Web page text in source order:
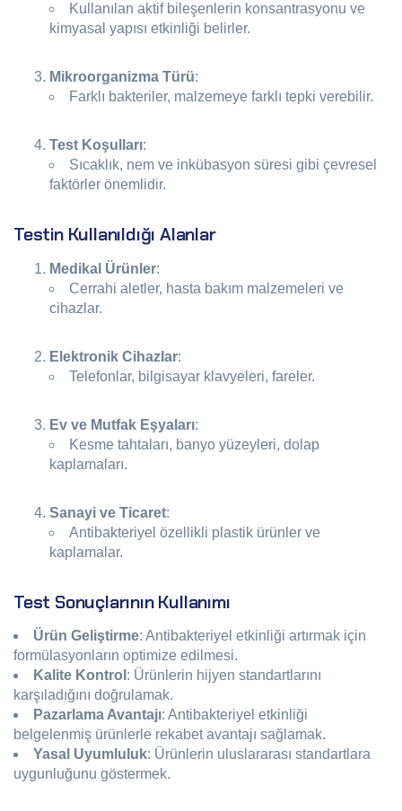
Kullanılan aktif bileşenlerin konsantrasyonu ve
kimyasal yapısı etkinliği belirler.
Mikroorganizma Türü:
Farklı bakteriler, malzemeye farklı tepki verebilir.
Test Koşulları:
Sıcaklık, nem ve inkübasyon süresi gibi çevresel
faktörler önemlidir.
Testin Kullanıldığı Alanlar
Medikal Ürünler:
Cerrahi aletler, hasta bakım malzemeleri ve
cihazlar.
Elektronik Cihazlar:
Telefonlar, bilgisayar klavyeleri, fareler.
Ev ve Mutfak Eşyaları:
Kesme tahtaları, banyo yüzeyleri, dolap
kaplamaları.
Sanayi ve Ticaret:
Antibakteriyel özellikli plastik ürünler ve
kaplamalar.
Test Sonuçlarının Kullanımı
Ürün Geliştirme: Antibakteriyel etkinliği artırmak için
formülasyonların optimize edilmesi.
Kalite Kontrol : Ürünlerin hijyen standartlarını
karşıladığını doğrulamak.
Pazarlama Avantajı: Antibakteriyel etkinliği
belgelenmiş ürünlerle rekabet avantajı sağlamak.
Yasal Uyumluluk: Ürünlerin uluslararası standartlara
uygunluğunu göstermek.